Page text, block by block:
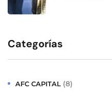
Categorías
AFC CAPITAL (8)